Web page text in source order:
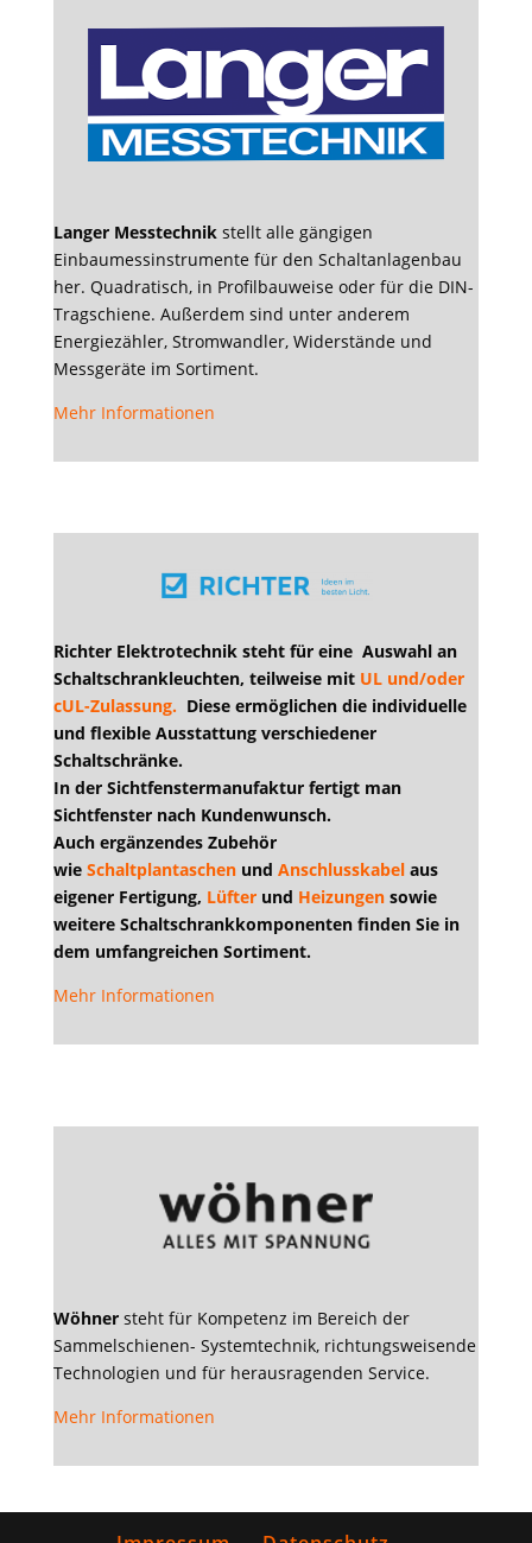
Langer Messtechnikstellt alle gängigen
Einbaumessinstrumente für den Schaltanlagenbau
her. Quadratisch, in Profilbauweise oder für die DIN-
Tragschiene. Außerdem sind unter anderem
Energiezähler, Stromwandler, Widerstände und
Messgeräte im Sortiment.
Mehr Informationen
Richter Elektrotechnik steht für eine Auswahl an
Schaltschrankleuchten, teilweise mit UL und/oder
cUL-Zulassung. Diese ermöglichen die individuelle
und flexible Ausstattungverschiedener
Schaltschränke.
In der Sichtfenstermanufaktur fertigt man
Sichtfenster nach Kundenwunsch.
Auch ergänzendes Zubehör
wie Schaltplantaschenund Anschlusskabelaus
eigener Fertigung, Lüfterund Heizungensowie
weitere Schaltschrankkomponenten finden Sie in
dem umfangreichen Sortiment.
Mehr Informationen
Wöhnersteht für Kompetenz im Bereich der
Sammelschienen- Systemtechnik, richtungsweisende
Technologien und für herausragenden Service.
Mehr Informationen